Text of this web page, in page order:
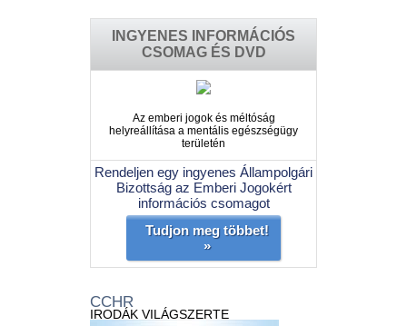
INGYENES INFORMÁCIÓS
CSOMAG ÉS DVD
Az emberi jogok és méltóság
helyreállítása a mentális egészségügy
területén
Rendeljen egy ingyenes Állampolgári
Bizottság az Emberi Jogokért
információs csomagot
Tudjon meg többet!
»
CCHR
IRODÁK VILÁGSZERTE